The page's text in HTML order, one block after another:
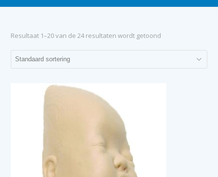
Resultaat 1–20 van de 24 resultaten wordt getoond